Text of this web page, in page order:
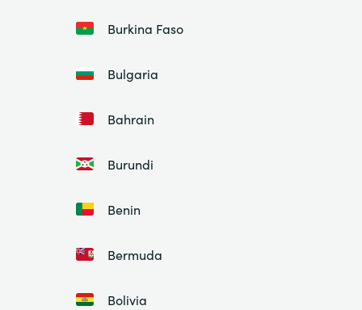
Burkina Faso
Bulgaria
Bahrain
Burundi
Benin
Bermuda
Bolivia